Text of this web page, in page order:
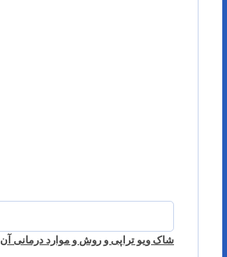
شاک ویو تراپی و روش و موارد درمانی آن